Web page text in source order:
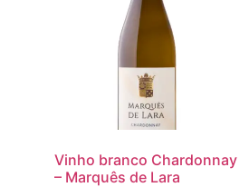
Vinho branco Chardonnay
– Marquês de Lara